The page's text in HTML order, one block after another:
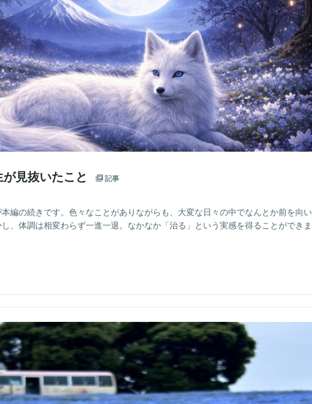
見抜いたこと 記事
編の続きです。色々なことがありながらも、大変な日々の中でなんとか前を向い
、体調は相変わらず一進一退。なかなか「治る」という実感を得ることができま